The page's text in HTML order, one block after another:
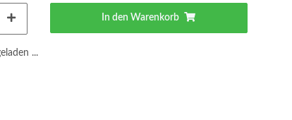
In den Warenkorb
...